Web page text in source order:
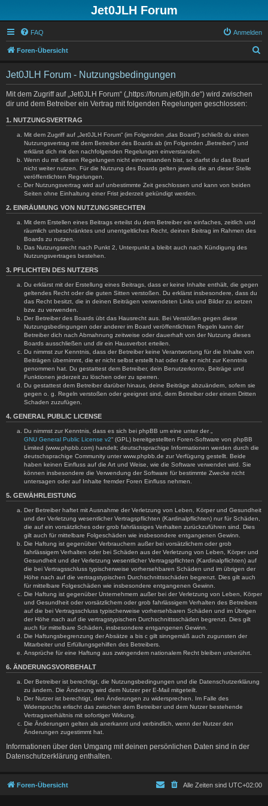
Jet0JLH Forum
FAQ Anmelden
Foren-Übersicht
Jet0JLH Forum - Nutzungsbedingungen
Mit dem Zugriff auf „Jet0JLH Forum“ („https://forum.jet0jlh.de“) wird zwischen
dir und dem Betreiber ein Vertrag mit folgenden Regelungen geschlossen:
1. NUTZUNGSVERTRAG
Mit dem Zugriff auf „Jet0JLH Forum“ (im Folgenden „das Board“) schließt du einen
Nutzungsvertrag mit dem Betreiber des Boards ab (im Folgenden „Betreiber“) und
erklärst dich mit den nachfolgenden Regelungen einverstanden.
Wenn du mit diesen Regelungen nicht einverstanden bist, so darfst du das Board
nicht weiter nutzen. Für die Nutzung des Boards gelten jeweils die an dieser Stelle
veröffentlichten Regelungen.
Der Nutzungsvertrag wird auf unbestimmte Zeit geschlossen und kann von beiden
Seiten ohne Einhaltung einer Frist jederzeit gekündigt werden.
2. EINRÄUMUNG VON NUTZUNGSRECHTEN
Mit dem Erstellen eines Beitrags erteilst du dem Betreiber ein einfaches, zeitlich und
räumlich unbeschränktes und unentgeltliches Recht, deinen Beitrag im Rahmen des
Boards zu nutzen.
Das Nutzungsrecht nach Punkt 2, Unterpunkt a bleibt auch nach Kündigung des
Nutzungsvertrages bestehen.
3. PFLICHTEN DES NUTZERS
Du erklärst mit der Erstellung eines Beitrags, dass er keine Inhalte enthält, die gegen
geltendes Recht oder die guten Sitten verstoßen. Du erklärst insbesondere, dass du
das Recht besitzt, die in deinen Beiträgen verwendeten Links und Bilder zu setzen
bzw. zu verwenden.
Der Betreiber des Boards übt das Hausrecht aus. Bei Verstößen gegen diese
Nutzungsbedingungen oder anderer im Board veröffentlichten Regeln kann der
Betreiber dich nach Abmahnung zeitweise oder dauerhaft von der Nutzung dieses
Boards ausschließen und dir ein Hausverbot erteilen.
Du nimmst zur Kenntnis, dass der Betreiber keine Verantwortung für die Inhalte von
Beiträgen übernimmt, die er nicht selbst erstellt hat oder die er nicht zur Kenntnis
genommen hat. Du gestattest dem Betreiber, dein Benutzerkonto, Beiträge und
Funktionen jederzeit zu löschen oder zu sperren.
Du gestattest dem Betreiber darüber hinaus, deine Beiträge abzuändern, sofern sie
gegen o. g. Regeln verstoßen oder geeignet sind, dem Betreiber oder einem Dritten
Schaden zuzufügen.
4. GENERAL PUBLIC LICENSE
Du nimmst zur Kenntnis, dass es sich bei phpBB um eine unter der „
GNU General Public License v2“ (GPL) bereitgestellten Foren-Software von phpBB
Limited (www.phpbb.com) handelt; deutschsprachige Informationen werden durch die
deutschsprachige Community unter www.phpbb.de zur Verfügung gestellt. Beide
haben keinen Einfluss auf die Art und Weise, wie die Software verwendet wird. Sie
können insbesondere die Verwendung der Software für bestimmte Zwecke nicht
untersagen oder auf Inhalte fremder Foren Einfluss nehmen.
5. GEWÄHRLEISTUNG
Der Betreiber haftet mit Ausnahme der Verletzung von Leben, Körper und Gesundheit
und der Verletzung wesentlicher Vertragspflichten (Kardinalpflichten) nur für Schäden,
die auf ein vorsätzliches oder grob fahrlässiges Verhalten zurückzuführen sind. Dies
gilt auch für mittelbare Folgeschäden wie insbesondere entgangenen Gewinn.
Die Haftung ist gegenüber Verbrauchern außer bei vorsätzlichem oder grob
fahrlässigem Verhalten oder bei Schäden aus der Verletzung von Leben, Körper und
Gesundheit und der Verletzung wesentlicher Vertragspflichten (Kardinalpflichten) auf
die bei Vertragsschluss typischerweise vorhersehbaren Schäden und im übrigen der
Höhe nach auf die vertragstypischen Durchschnittsschäden begrenzt. Dies gilt auch
für mittelbare Folgeschäden wie insbesondere entgangenen Gewinn.
Die Haftung ist gegenüber Unternehmern außer bei der Verletzung von Leben, Körper
und Gesundheit oder vorsätzlichem oder grob fahrlässigem Verhalten des Betreibers
auf die bei Vertragsschluss typischerweise vorhersehbaren Schäden und im Übrigen
der Höhe nach auf die vertragstypischen Durchschnittsschäden begrenzt. Dies gilt
auch für mittelbare Schäden, insbesondere entgangenen Gewinn.
Die Haftungsbegrenzung der Absätze a bis c gilt sinngemäß auch zugunsten der
Mitarbeiter und Erfüllungsgehilfen des Betreibers.
Ansprüche für eine Haftung aus zwingendem nationalem Recht bleiben unberührt.
6. ÄNDERUNGSVORBEHALT
Der Betreiber ist berechtigt, die Nutzungsbedingungen und die Datenschutzerklärung
zu ändern. Die Änderung wird dem Nutzer per E-Mail mitgeteilt.
Der Nutzer ist berechtigt, den Änderungen zu widersprechen. Im Falle des
Widerspruchs erlischt das zwischen dem Betreiber und dem Nutzer bestehende
Vertragsverhältnis mit sofortiger Wirkung.
Die Änderungen gelten als anerkannt und verbindlich, wenn der Nutzer den
Änderungen zugestimmt hat.
Informationen über den Umgang mit deinen persönlichen Daten sind in der
Datenschutzerklärung enthalten.
Foren-Übersicht Alle Zeiten sind UTC+02:00